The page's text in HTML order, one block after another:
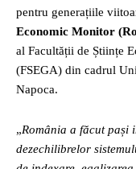
pentru generațiile
Economic Monitor
al Facultății de Științe
(FSEGA) din cadrul
Napoca.
„România a făcut pași
dezechilibrelor